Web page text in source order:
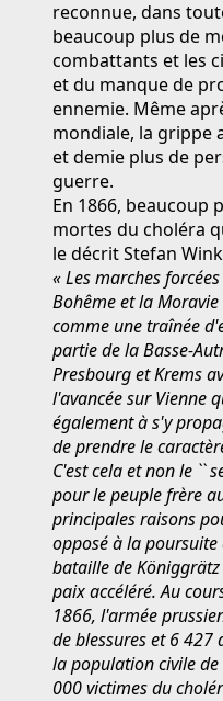
reconnue, dans
beaucoup plus de
combattants et les
et du manque de
ennemie. Même
mondiale, la grippe
et demie plus de
guerre.
En 1866, beaucoup
mortes du choléra
le décrit Stefan
« Les marches
Bohême et la
comme une traînée
partie de la Basse-
Presbourg et Krems
l'avancée sur Vienne
également à s'y
de prendre le
C'est cela et non le ``
pour le peuple frère
principales raisons
opposé à la
bataille de
paix accéléré. Au
1866, l'armée
de blessures et 6 427
la population civile
000 victimes du